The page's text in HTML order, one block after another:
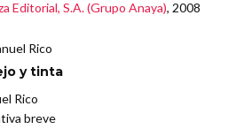
Editorial, S.A. (Grupo Anaya), 2008
y tinta
Rico
breve